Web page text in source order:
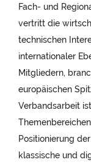
Fach- und
vertritt die
technischen
internationaler
Mitgliedern,
europäischen
Verbandsarbeit
Positionierung
klassische und